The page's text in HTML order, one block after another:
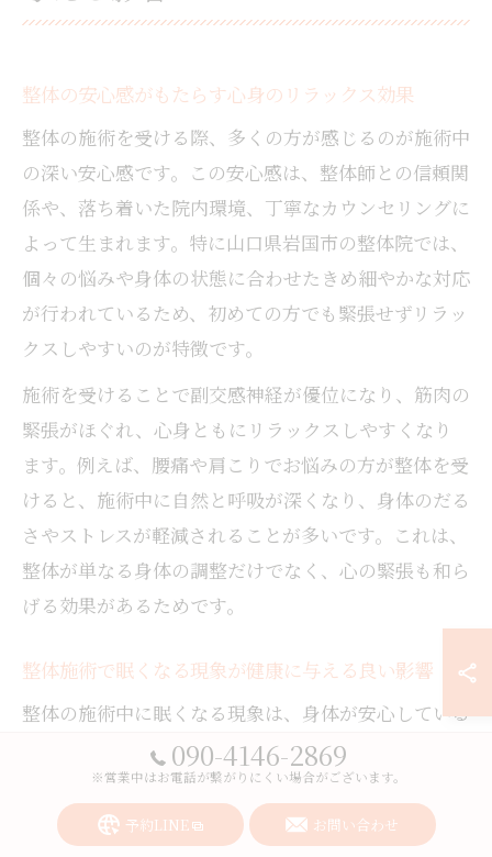
整体の安心感がもたらす心身のリラックス効果
整体の施術を受ける際、多くの方が感じるのが施術中
の深い安心感です。この安心感は、整体師との信頼関
係や、落ち着いた院内環境、丁寧なカウンセリングに
よって生まれます。特に山口県岩国市の整体院では、
個々の悩みや身体の状態に合わせたきめ細やかな対応
が行われているため、初めての方でも緊張せずリラッ
クスしやすいのが特徴です。
施術を受けることで副交感神経が優位になり、筋肉の
緊張がほぐれ、心身ともにリラックスしやすくなり
ます。例えば、腰痛や肩こりでお悩みの方が整体を受
けると、施術中に自然と呼吸が深くなり、身体のだる
さやストレスが軽減されることが多いです。これは、
整体が単なる身体の調整だけでなく、心の緊張も和ら
げる効果があるためです。
整体施術で眠くなる現象が健康に与える良い影響
整体の施術中に眠くなる現象は、身体が安心している
証拠であり、健康にとって良いサインです。これは、
施術によって自律神経が整い、身体が回復モードに切
り替わるために起こります。特に岩国市の整体院で
090-4146-2869
※営業中はお電話が繋がりにくい場合がございます。
予約LINE お問い合わせ